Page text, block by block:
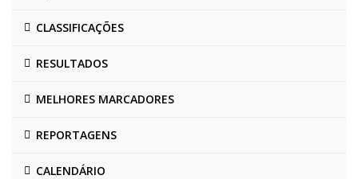
CLASSIFICAÇÕES
RESULTADOS
MELHORES MARCADORES
REPORTAGENS
CALENDÁRIO